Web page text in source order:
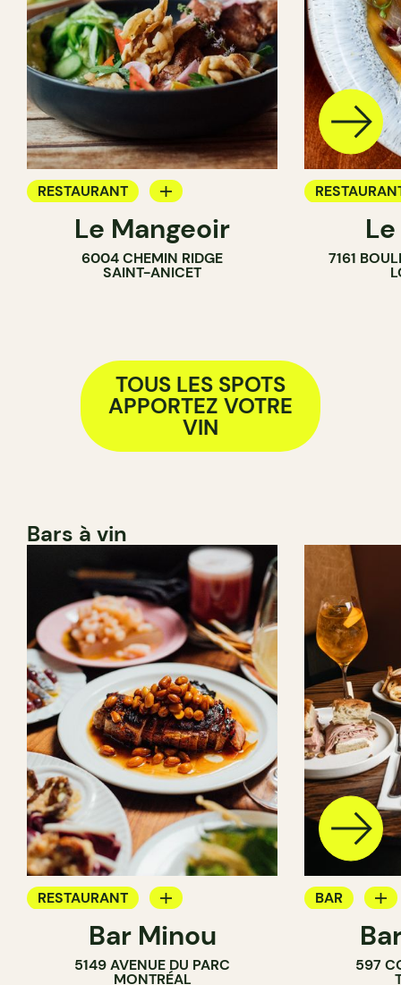
RESTAURANT
APPORTEZ VOTRE VIN
FERME
Le Mangeoir
6004 CHEMIN RIDGE
SAINT-ANICET
APPORTEZ
7161
TOUS LES SPOTS
APPORTEZ VOTRE
VIN
Bars à vin
RESTAURANT
BAR À VINBar Minou
5149 AVENUE DU PARC
MONTRÉAL
BAR
BAR À VIN
BAR À597